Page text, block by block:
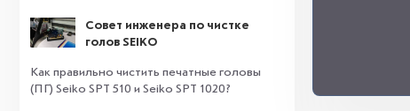
Совет инженера по чистке
голов SEIKO
Как правильно чистить печатные головы
(ПГ) Seiko SPT 510 и Seiko SPT 1020?